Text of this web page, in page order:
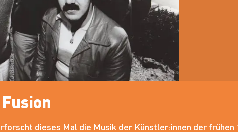
dieses Mal die Musik der Künstler:innen der frühen